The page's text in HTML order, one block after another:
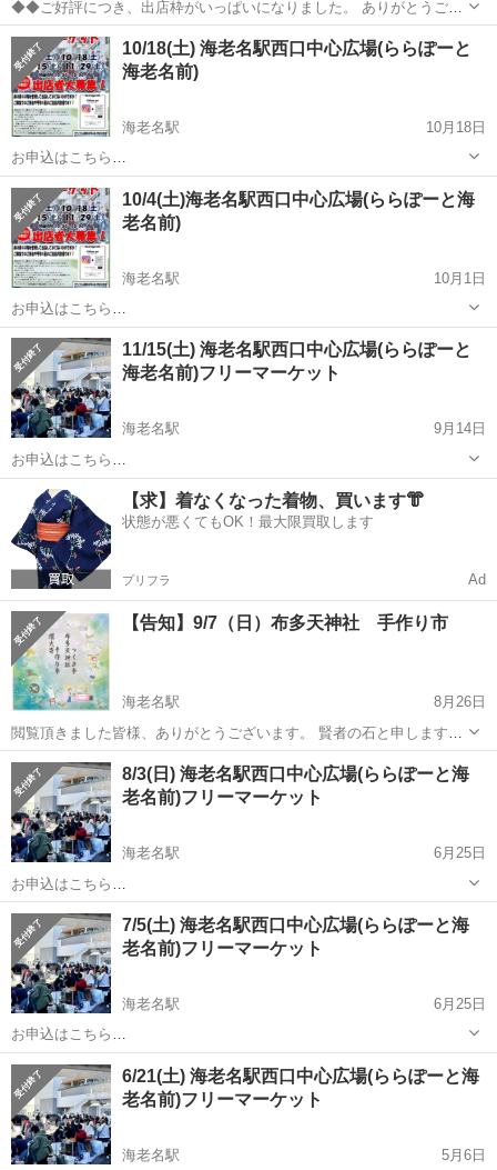
◆◆ご好評につき、出店枠がいっぱいになりました。 ありがとうござ
いました。◆◆ 2025年11月2日（日）毎日新聞首都圏センター海老名
工場の敷地内におきまして、地域住民の皆様との交流を目的とした、
イベント「第2回わ...
神奈川 海老名市 海老名駅 フリーマーケット マーケット
10/18(土) 海老名駅西口中心広場(ららぽーと
海老名前)
海老名駅
10月18日
お申込はこちら
https://recyclekanagawa.com/place/%e3%82%89%e3%82%89%e3%8
1%bd%e3%83%bc%e3%81%a8%e6%b5%b7%e8%80%81%e5%90%
...
神奈川 海老名市 海老名駅 フリーマーケット
10/4(土)海老名駅西口中心広場(ららぽーと海
老名前)
海老名駅
10月1日
お申込はこちら
https://recyclekanagawa.com/place/%e3%82%89%e3%82%89%e3%8
1%bd%e3%83%bc%e3%81%a8%e6%b5%b7%e8%80%81%e5%90%
...
神奈川 海老名市 海老名駅 フリーマーケット 会場
11/15(土) 海老名駅西口中心広場(ららぽーと
海老名前)フリーマーケット
海老名駅
9月14日
お申込はこちら
https://recyclekanagawa.com/place/%e3%82%89%e3%82%89%e3%8
1%bd%e3%83%bc%e3%81%a8%e6%b5%b7%e8%80%81%e5%90%
...
神奈川 海老名市 海老名駅 フリーマーケット 会場
【求】着なくなった着物、買います👘
状態が悪くてもOK！最大限買取します
プリフラ Ad
【告知】9/7（日）布多天神社 手作り市
海老名駅
8月26日
閲覧頂きました皆様、ありがとうございます。 賢者の石と申します。
9/7（日）布多天神社で出店してます。 9:00-16:00 ブース番号13で
す。 天然石の販売と占いをしております。 お時間ある方は、遊びに来
て頂け...
神奈川 海老名市 海老名駅 フリーマーケット
8/3(日) 海老名駅西口中心広場(ららぽーと海
老名前)フリーマーケット
海老名駅
6月25日
お申込はこちら
https://recyclekanagawa.com/place/%e3%82%89%e3%82%89%e3%8
1%bd%e3%83%bc%e3%81%a8%e6%b5%b7%e8%80%81%e5%90%
...
神奈川 海老名市 海老名駅 フリーマーケット
7/5(土) 海老名駅西口中心広場(ららぽーと海
老名前)フリーマーケット
海老名駅
6月25日
お申込はこちら
https://recyclekanagawa.com/place/%e3%82%89%e3%82%89%e3%8
1%bd%e3%83%bc%e3%81%a8%e6%b5%b7%e8%80%81%e5%90%
...
神奈川 海老名市 海老名駅 フリーマーケット 会場
6/21(土) 海老名駅西口中心広場(ららぽーと海
老名前)フリーマーケット
海老名駅
5月6日